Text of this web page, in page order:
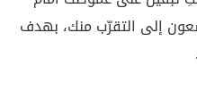
إلى التقرّب منك، بهدف